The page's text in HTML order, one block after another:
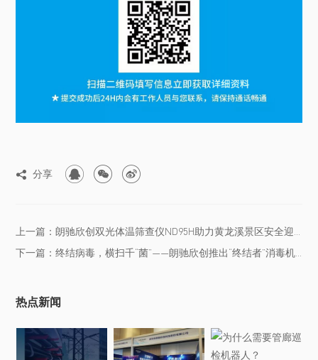
 分享   
热点新闻